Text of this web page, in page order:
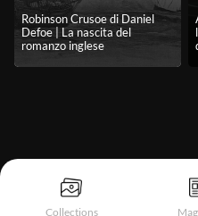
Collections
Robinson Crusoe di Daniel
Defoe | La nascita del
romanzo inglese